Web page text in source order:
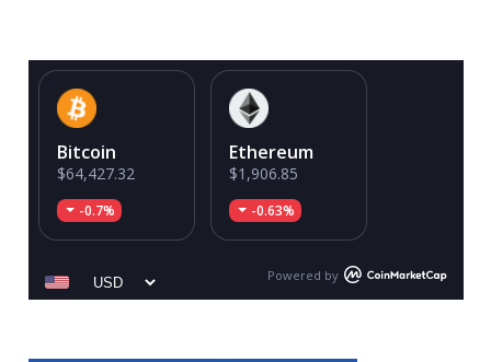
Bitcoin
$64,427.32
-0.7%
Ethereum
$1,906.85
-0.63%
Powered by